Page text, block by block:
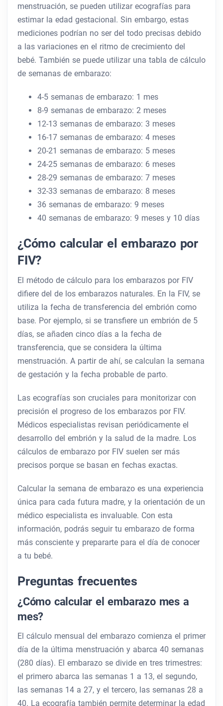
menstruación, se pueden utilizar ecografías para
estimar la edad gestacional. Sin embargo, estas
mediciones podrían no ser del todo precisas debido
a las variaciones en el ritmo de crecimiento del
bebé. También se puede utilizar una tabla de cálculo
de semanas de embarazo:
4-5 semanas de embarazo: 1 mes
8-9 semanas de embarazo: 2 meses
12-13 semanas de embarazo: 3 meses
16-17 semanas de embarazo: 4 meses
20-21 semanas de embarazo: 5 meses
24-25 semanas de embarazo: 6 meses
28-29 semanas de embarazo: 7 meses
32-33 semanas de embarazo: 8 meses
36 semanas de embarazo: 9 meses
40 semanas de embarazo: 9 meses y 10 días
¿Cómo calcular el embarazo por
FIV?
El método de cálculo para los embarazos por FIV
difiere del de los embarazos naturales. En la FIV, se
utiliza la fecha de transferencia del embrión como
base. Por ejemplo, si se transfiere un embrión de 5
días, se añaden cinco días a la fecha de
transferencia, que se considera la última
menstruación. A partir de ahí, se calculan la semana
de gestación y la fecha probable de parto.
Las ecografías son cruciales para monitorizar con
precisión el progreso de los embarazos por FIV.
Médicos especialistas revisan periódicamente el
desarrollo del embrión y la salud de la madre. Los
cálculos de embarazo por FIV suelen ser más
precisos porque se basan en fechas exactas.
Calcular la semana de embarazo es una experiencia
única para cada futura madre, y la orientación de un
médico especialista es invaluable. Con esta
información, podrás seguir tu embarazo de forma
más consciente y prepararte para el día de conocer
a tu bebé.
Preguntas frecuentes
¿Cómo calcular el embarazo mes a
mes?
El cálculo mensual del embarazo comienza el primer
día de la última menstruación y abarca 40 semanas
(280 días). El embarazo se divide en tres trimestres:
el primero abarca las semanas 1 a 13, el segundo,
las semanas 14 a 27, y el tercero, las semanas 28 a
40. La ecografía también permite determinar la edad